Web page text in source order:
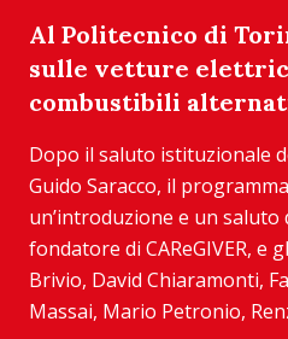
Al Politecnico di
sulle vetture
combustibili
Dopo il saluto istituzionale
Guido Saracco, il
un’introduzione e un saluto
fondatore di CAReGIVER, e
Brivio, David Chiaramonti,
Massai, Mario Petronio,